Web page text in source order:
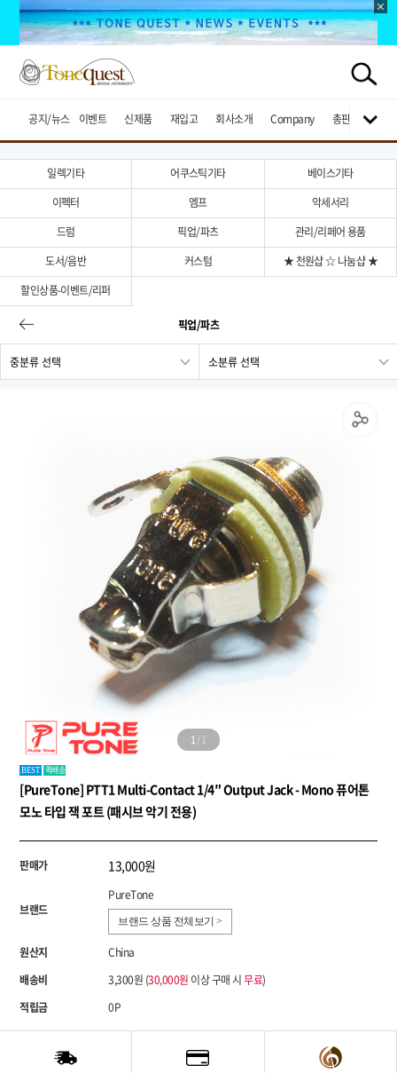
공지/뉴스 이벤트 신제품 재입고 회사소개 Company 총판브랜드
일렉기타 어쿠스틱기타
베이스기타
이펙터
엠프
악세서리
드럼
픽업/파츠
관리/리페어 용품
도서/음반
커스텀
★ 천원샵 ☆ 나눔샵 ★
할인상품-이벤트/리퍼
픽업/파츠
1/1
BEST 퀵배송
[PureTone] PTT1 Multi-Contact 1/4″ Output Jack - Mono 퓨어톤
모노 타입 잭 포트 (패시브 악기 전용)
판매가 13,000원
브랜드
PureTone
브랜드 상품 전체보기 >
원산지
China
배송비
3,300원 (30,000원 이상 구매 시무료)
적립금
0P